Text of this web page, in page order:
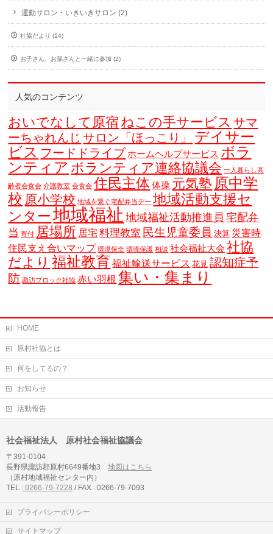
運動サロン・いきいきサロン (2)
社協だより (14)
お子さん、お孫さんと一緒に参加 (2)
人気のコンテンツ
おいでなして原宿 ねこの手サービス サマ
ーちゃれんじ サロン「ほっこり」
デイサー
ビス フードドライブ ホームヘルプサービス ボラ
ンティア ボランティア連絡協議会 一人暮らし高
齢者会食会 介護教室 会食会 住民主体 体操 元気塾 原中学
校 原小学校 地域を繋ぐ宅配弁当デー 地域活動支援セ
ンター 地域福祉 地域福祉活動推進員 宅配弁
当 寄付 居場所 居宅 料理教室 民生児童委員 決算 災害時
住民支え合いマップ 環境保全 環境保護 相談 社会福祉大会 社協
だより 福祉教育 福祉輸送サービス 花見 認知症予
防 諏訪ブロック社協 赤い羽根 集い・集まり
HOME
原村社協とは
何をしてるの？
お知らせ
活動報告
社会福祉法人 原村社会福祉協議会
〒391-0104
長野県諏訪郡原村6649番地3 地図はこちら
（原村地域福祉センター内）
TEL : 0266-79-7228 / FAX : 0266-79-7093
プライバシーポリシー
サイトマップ